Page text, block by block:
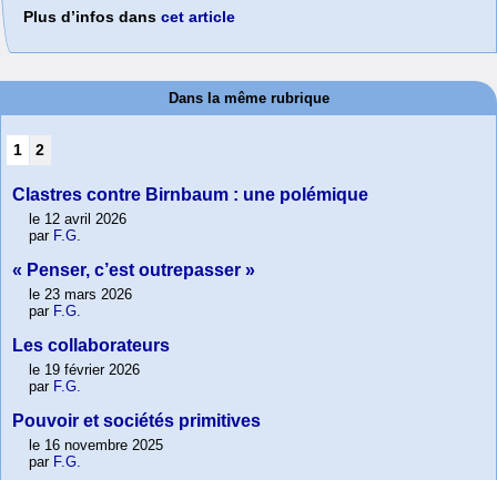
Plus d’infos dans cet article
Dans la même rubrique
1 2
Clastres contre Birnbaum : une polémique
le 12 avril 2026
par F.G.
« Penser, c’est outrepasser »
le 23 mars 2026
par F.G.
Les collaborateurs
le 19 février 2026
par F.G.
Pouvoir et sociétés primitives
le 16 novembre 2025
par F.G.